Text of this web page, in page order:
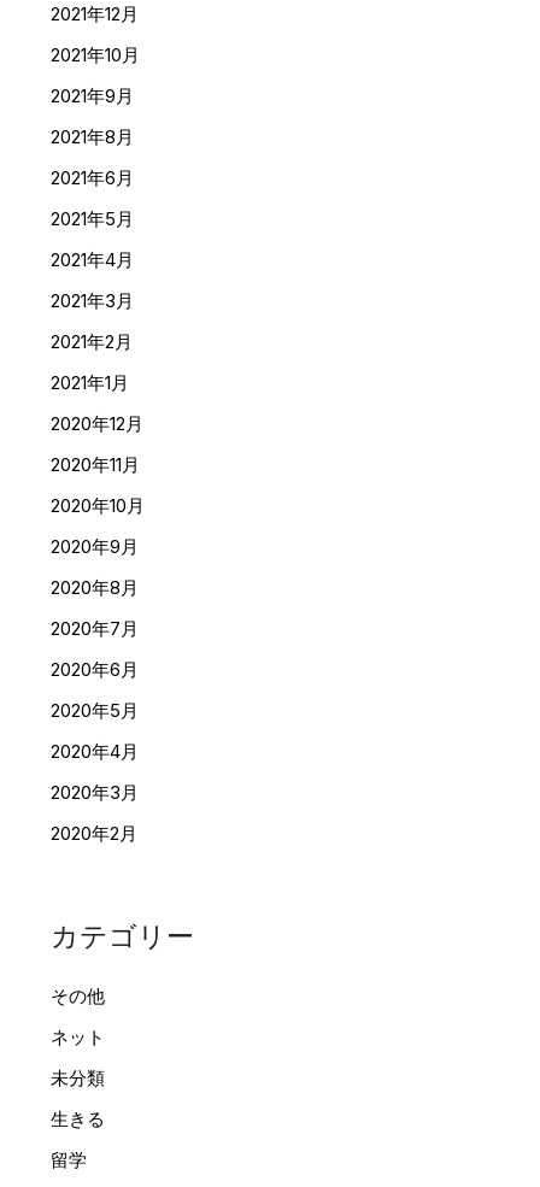
2021年12月
2021年10月
2021年9月
2021年8月
2021年6月
2021年5月
2021年4月
2021年3月
2021年2月
2021年1月
2020年12月
2020年11月
2020年10月
2020年9月
2020年8月
2020年7月
2020年6月
2020年5月
2020年4月
2020年3月
2020年2月
カテゴリー
その他
ネット
未分類
生きる
留学